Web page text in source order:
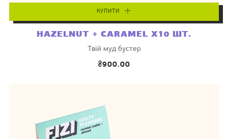
КУПИТИ
HAZELNUT + CARAMEL X10 ШТ.
Твій муд бустер
₴900.00